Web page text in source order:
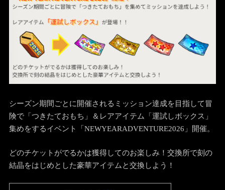
シーズン期間ごとに開催されるミッション達成を目指して冒
険で「つきたておもち」＆レアアイテム「運試しボックス」
集めをするイベント「NEWYEARADVENTURE2026」開催。
どのチケットがでるかは獲得してのお楽しみ！交換所で刻の
結晶をはじめとした豪華アイテムと交換しよう！